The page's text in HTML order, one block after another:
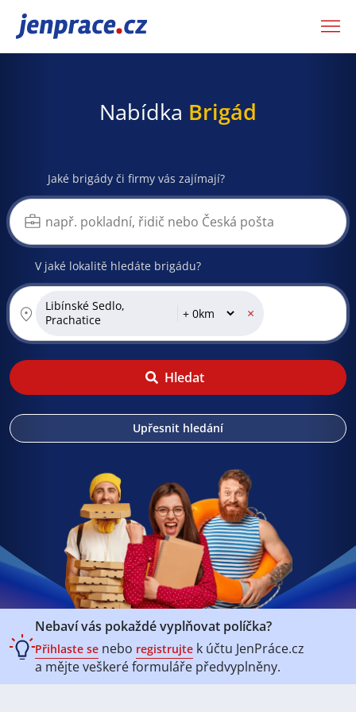
JenPráce.cz
Nabídka Brigád
Jaké brigády či firmy vás zajímají?
V jaké lokalitě hledáte brigádu?
Libínské Sedlo,
Prachatice
×
Hledat
Upřesnit hledání
Nebaví vás pokaždé vyplňovat políčka?
Přihlaste se nebo registrujte k účtu JenPráce.cz
a mějte veškeréformuláře předvyplněny.